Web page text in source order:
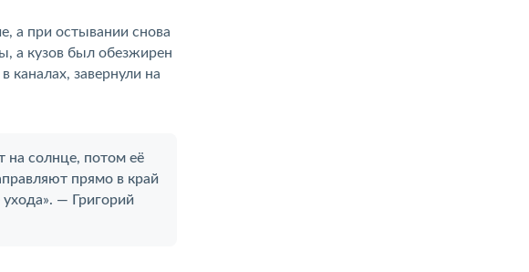
а при остывании снова
а кузов был обезжирен
завернули на
солнце, потом её
прямо в край
— Григорий